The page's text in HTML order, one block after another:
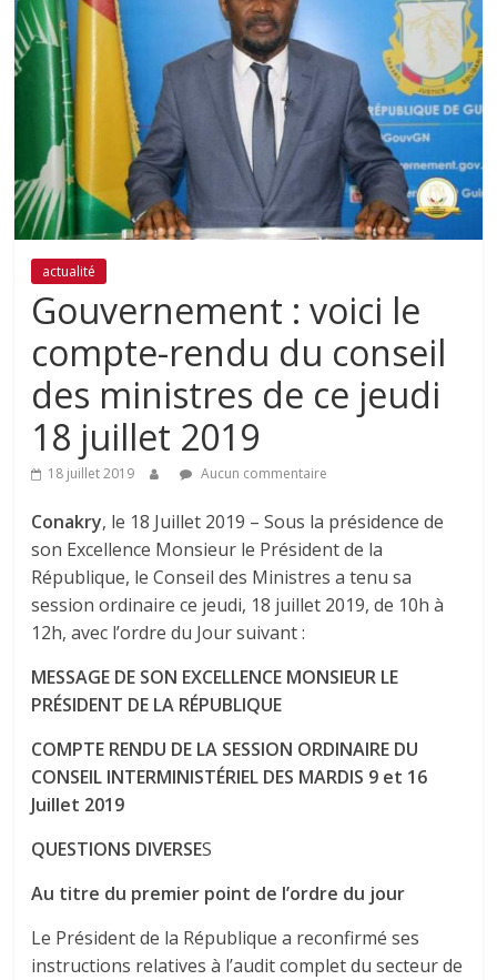
actualité
Gouvernement : voici le
compte-rendu du conseil
des ministres de ce jeudi
18 juillet 2019
18 juillet 2019 Aucun commentaire
Conakry, le 18 Juillet 2019 – Sous la présidence de
son Excellence Monsieur le Président de la
République, le Conseil des Ministres a tenu sa
session ordinaire ce jeudi, 18 juillet 2019, de 10h à
12h, avec l’ordre du Jour suivant :
MESSAGE DE SON EXCELLENCE MONSIEUR LE
PRÉSIDENT DE LA RÉPUBLIQUE
COMPTE RENDU DE LA SESSION ORDINAIRE DU
CONSEIL INTERMINISTÉRIEL DES MARDIS 9 et 16
Juillet 2019
QUESTIONS DIVERSES
Au titre du premier point de l’ordre du jour
Le Président de la République a reconfirmé ses
instructions relatives à l’audit complet du secteur de